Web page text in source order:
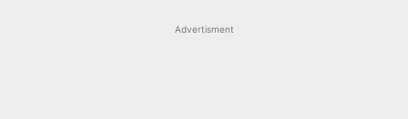
Advertisment